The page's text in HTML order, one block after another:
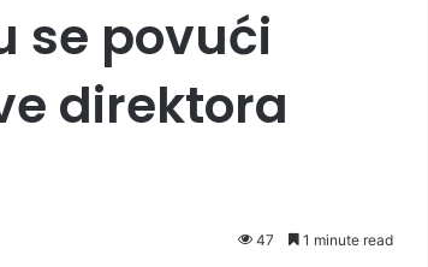
se povući
direktora
47 1 minute read